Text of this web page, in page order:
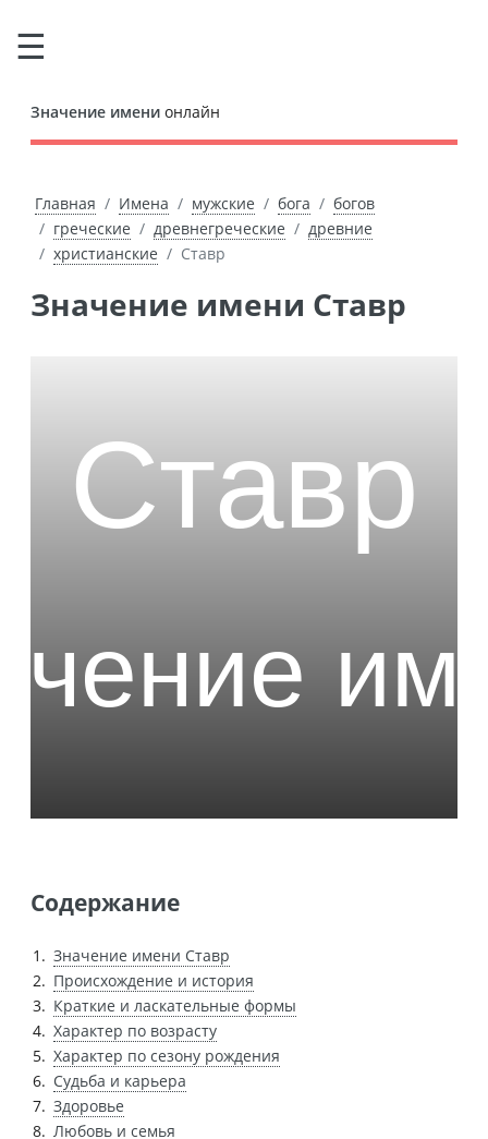
Значение имени онлайн
Главная Имена мужские бога
богов
греческие
древнегреческие
древние
христианские
Ставр
Значение имени Ставр
Содержание
Значение имени Ставр
Происхождение и история
Краткие и ласкательные формы
Характер по возрасту
Характер по сезону рождения
Судьба и карьера
Здоровье
Любовь и семья